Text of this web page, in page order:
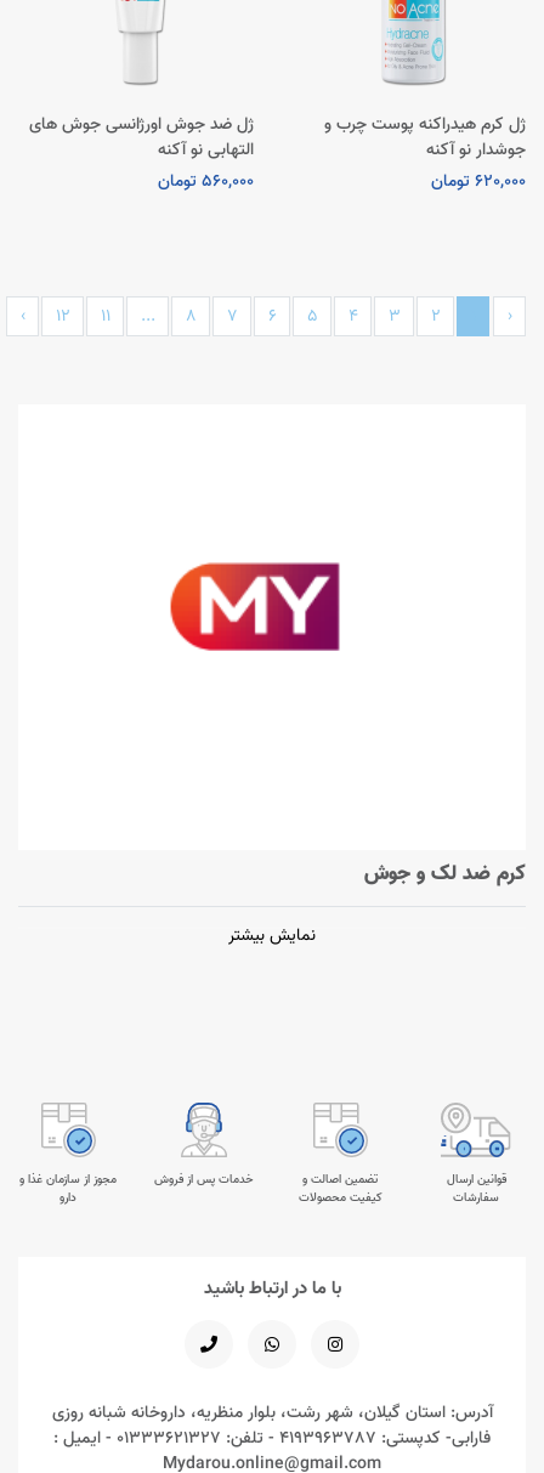
ژل کرم هیدراکنه پوست‌ چرب و
جوشدار نو آکنه
620,000 تومان
ژل ضد جوش اورژانسی جوش‌ های
التهابی نو آکنه
560,000 تومان
‹
2
3
4
5
6
7
8
...
11
12
›
کرم ضد لک و جوش
نمایش بیشتر
قوانین ارسال
سفارشات
تضمین اصالت و
کیفیت محصولات
خدمات پس از فروش
مجوز از سازمان غذا و
دارو
با ما در ارتباط باشید
آدرس: استان گیلان، شهر رشت، بلوار منظریه، داروخانه شبانه روزی
فارابی- کدپستی: 4193963787 - تلفن: 01333621327 - ایمیل :
Mydarou.online@gmail.com